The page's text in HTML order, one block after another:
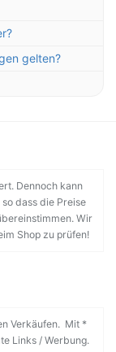
gelten?
Dennoch kann
dass die Preise
Wir
Shop zu prüfen!
Verkäufen. Mit *
Links / Werbung.